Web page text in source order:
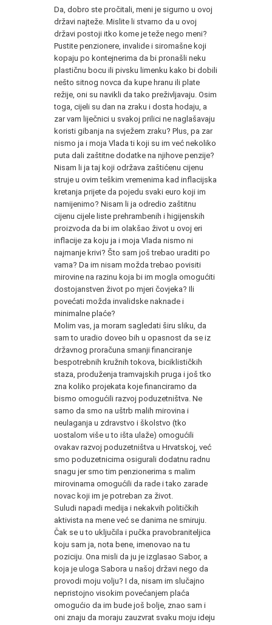
Da, dobro ste pročitali, meni je sigurno u ovoj
državi najteže. Mislite li stvarno da u ovoj
državi postoji itko kome je teže nego meni?
Pustite penzionere, invalide i siromašne koji
kopaju po kontejnerima da bi pronašli neku
plastičnu bocu ili pivsku limenku kako bi dobili
nešto sitnog novca da kupe hranu ili plate
režije, oni su navikli da tako preživljavaju. Osim
toga, cijeli su dan na zraku i dosta hodaju, a
zar vam liječnici u svakoj prilici ne naglašavaju
koristi gibanja na svježem zraku? Plus, pa zar
nismo ja i moja Vlada ti koji su im već nekoliko
puta dali zaštitne dodatke na njihove penzije?
Nisam li ja taj koji održava zaštićenu cijenu
struje u ovim teškim vremenima kad inflacijska
kretanja prijete da pojedu svaki euro koji im
namijenimo? Nisam li ja odredio zaštitnu
cijenu cijele liste prehrambenih i higijenskih
proizvoda da bi im olakšao život u ovoj eri
inflacije za koju ja i moja Vlada nismo ni
najmanje krivi? Što sam još trebao uraditi po
vama? Da im nisam možda trebao povisiti
mirovine na razinu koja bi im mogla omogućiti
dostojanstven život po mjeri čovjeka? Ili
povećati možda invalidske naknade i
minimalne plaće?
Molim vas, ja moram sagledati širu sliku, da
sam to uradio doveo bih u opasnost da se iz
državnog proračuna smanji financiranje
bespotrebnih kružnih tokova, biciklističkih
staza, produženja tramvajskih pruga i još tko
zna koliko projekata koje financiramo da
bismo omogućili razvoj poduzetništva. Ne
samo da smo na uštrb malih mirovina i
neulaganja u zdravstvo i školstvo (tko
uostalom više u to išta ulaže) omogućili
ovakav razvoj poduzetništva u Hrvatskoj, već
smo poduzetnicima osigurali dodatnu radnu
snagu jer smo tim penzionerima s malim
mirovinama omogućili da rade i tako zarade
novac koji im je potreban za život.
Suludi napadi medija i nekakvih političkih
aktivista na mene već se danima ne smiruju.
Čak se u to uključila i pučka pravobraniteljica
koju sam ja, nota bene, imenovao na tu
poziciju. Ona misli da ju je izglasao Sabor, a
koja je uloga Sabora u našoj državi nego da
provodi moju volju? I da, nisam im slučajno
nepristojno visokim povećanjem plaća
omogućio da im bude još bolje, znao sam i
oni znaju da moraju zauzvrat svaku moju ideju